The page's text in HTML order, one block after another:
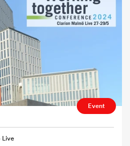
Event
Live